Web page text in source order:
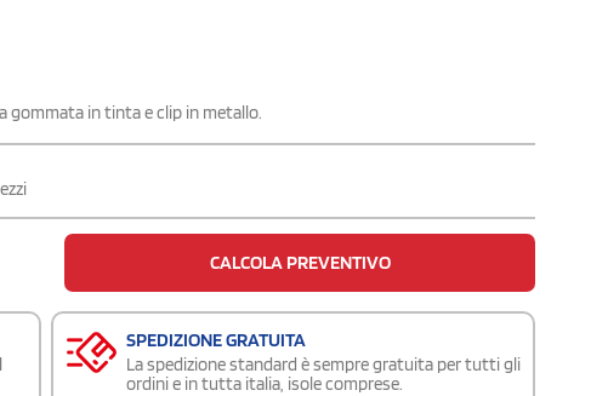
in tinta e clip in metallo.
CALCOLA PREVENTIVO
SPEDIZIONE GRATUITA
La spedizione standard è sempre gratuita per tutti gli
ordini e in tutta italia, isole comprese.